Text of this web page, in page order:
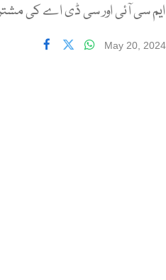
سی آئی اور سی ڈی اے کی
May 20,